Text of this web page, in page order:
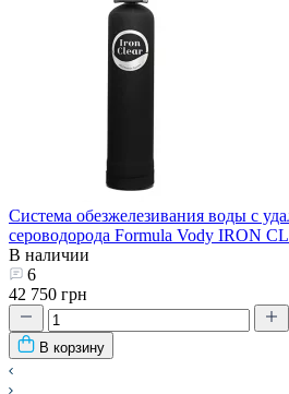
Система обезжелезивания воды с
сероводорода Formula Vody IRON
В наличии
6
42 750 грн
В корзину